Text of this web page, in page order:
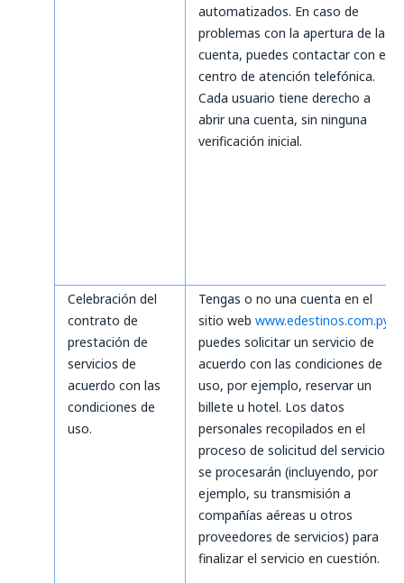
automatizados. En caso de
problemas con la apertura de la
cuenta, puedes contactar con el
centro de atención telefónica.
Cada usuario tiene derecho a
abrir una cuenta, sin ninguna
verificación inicial.
Celebración del
contrato de
prestación de
servicios de
acuerdo con las
condiciones de
uso.
Tengas o no una cuenta en el
sitio web www.edestinos.com.py
puedes solicitar un servicio de
acuerdo con las condiciones de
uso, por ejemplo, reservar un
billete u hotel. Los datos
personales recopilados en el
proceso de solicitud del servicio
se procesarán (incluyendo, por
ejemplo, su transmisión a
compañías aéreas u otros
proveedores de servicios) para
finalizar el servicio en cuestión.